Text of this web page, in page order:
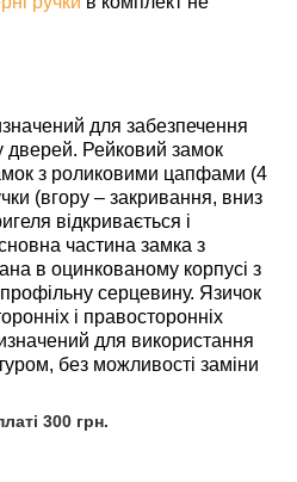
для забезпечення
дверей. Рейковий замок
з роликовими цапфами (4
(вгору – закривання, вниз
відкривається і
частина замка з
в оцинкованому корпусі з
серцевину. Язичок
і правосторонніх
для використання
без можливості заміни
300 грн.